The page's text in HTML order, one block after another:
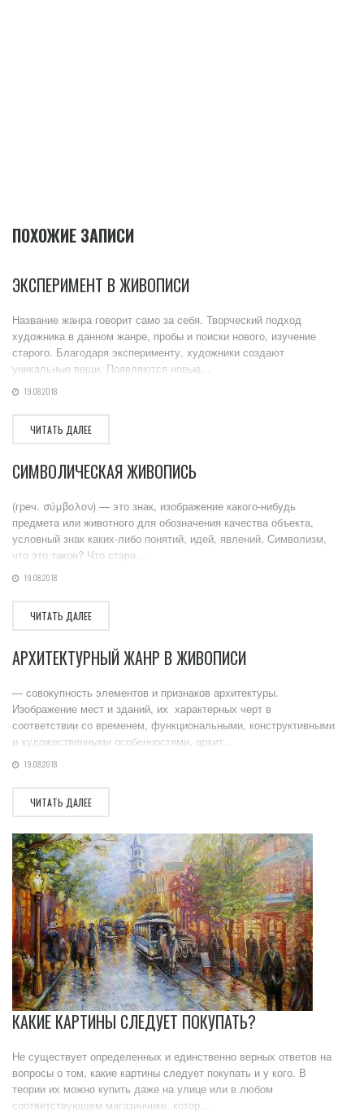
ПОХОЖИЕ ЗАПИСИ
ЭКСПЕРИМЕНТ В ЖИВОПИСИ
Название жанра говорит само за себя. Творческий подход
художника в данном жанре, пробы и поиски нового, изучение
старого. Благодаря эксперименту, художники создают
уникальные вещи. Появляются новые...
19.08.2018
ЧИТАТЬ ДАЛЕЕ
СИМВОЛИЧЕСКАЯ ЖИВОПИСЬ
(греч. σύμβολον) — это знак, изображение какого-нибудь
предмета или животного для обозначения качества объекта,
условный знак каких-либо понятий, идей, явлений. Символизм,
что это такое? Что стара...
19.08.2018
ЧИТАТЬ ДАЛЕЕ
АРХИТЕКТУРНЫЙ ЖАНР В ЖИВОПИСИ
— совокупность элементов и признаков архитектуры.
Изображение мест и зданий, их характерных черт в
соответствии со временем, функциональными, конструктивными
и художественными особенностями, архит...
19.08.2018
ЧИТАТЬ ДАЛЕЕ
КАКИЕ КАРТИНЫ СЛЕДУЕТ ПОКУПАТЬ?
Не существует определенных и единственно верных ответов на
вопросы о том, какие картины следует покупать и у кого. В
теории их можно купить даже на улице или в любом
соответствующем магазинчике, котор...